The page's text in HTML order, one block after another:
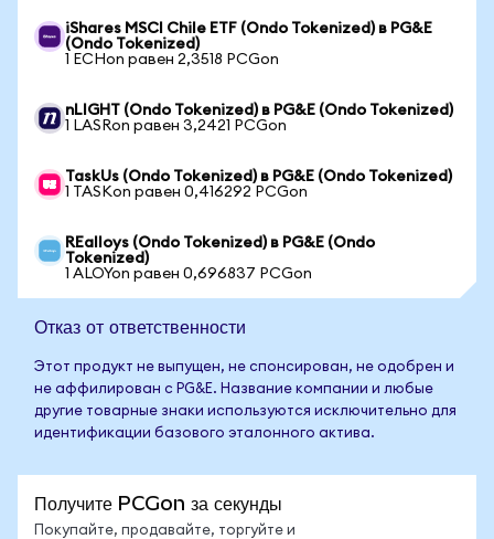
iShares MSCI Chile ETF (Ondo Tokenized) в PG&E
(Ondo Tokenized)
1 ECHon равен 2,3518 PCGon
nLIGHT (Ondo Tokenized) в PG&E (Ondo Tokenized)
1 LASRon равен 3,2421 PCGon
TaskUs (Ondo Tokenized) в PG&E (Ondo Tokenized)
1 TASKon равен 0,416292 PCGon
REalloys (Ondo Tokenized) в PG&E (Ondo
Tokenized)
1 ALOYon равен 0,696837 PCGon
Отказ от ответственности
Этот продукт не выпущен, не спонсирован, не одобрен и
не аффилирован с PG&E. Название компании и любые
другие товарные знаки используются исключительно для
идентификации базового эталонного актива.
Получите PCGon за секунды
Покупайте, продавайте, торгуйте и